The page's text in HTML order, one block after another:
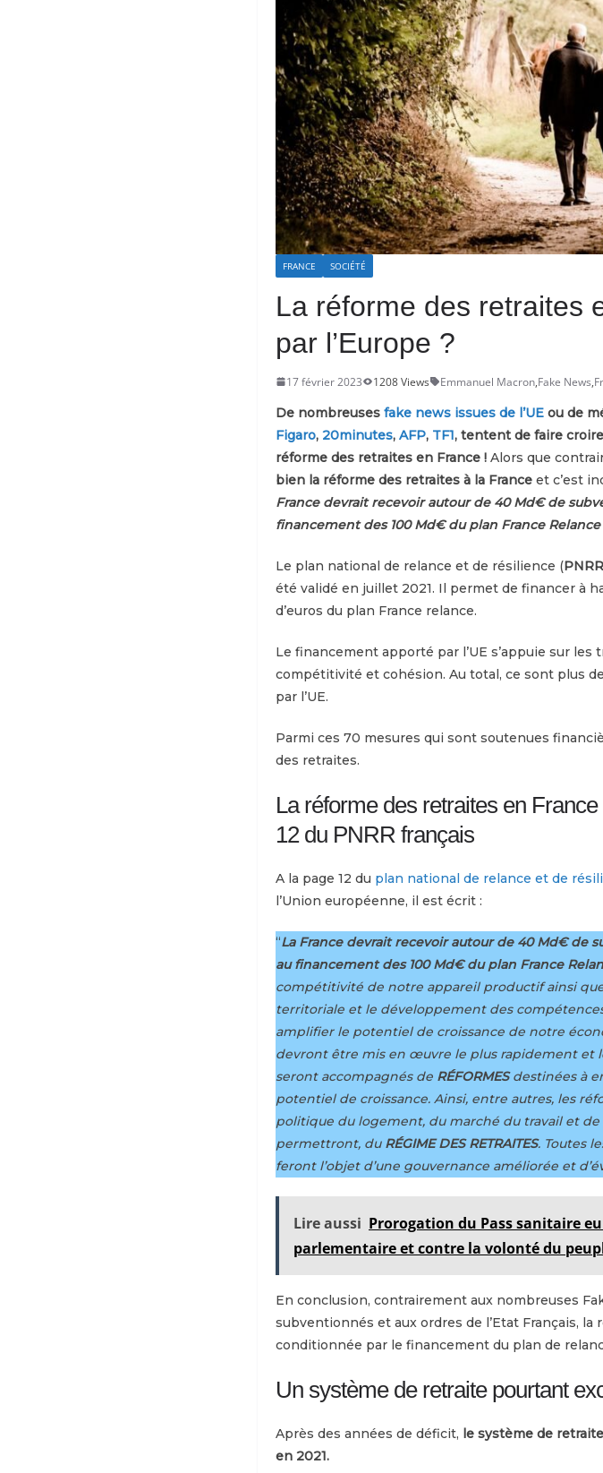
FRANCE SOCIÉTÉ
La réforme des retraites
par l’Europe ?
17 février 2023 1208 Views Emmanuel Macron,Fake News,
De nombreuses fake news issues de l’UE ou de
Figaro, 20minutes, AFP, TF1, tentent de faire
réforme des retraites en France ! Alors que
bien la réforme des retraites à la France et c’est
France devrait recevoir autour de 40 Md€ de
financement des 100 Md€ du plan France Relance
Le plan national de relance et de résilience (PNRR
été validé en juillet 2021. Il permet de financer à
d’euros du plan France relance.
Le financement apporté par l’UE s’appuie sur
compétitivité et cohésion. Au total, ce sont plus
par l’UE.
Parmi ces 70 mesures qui sont soutenues
des retraites.
La réforme des retraites en
12 du PNRR français
A la page 12 du plan national de relance et de
l’Union européenne, il est écrit :
“La France devrait recevoir autour de 40 Md€ de
au financement des 100 Md€ du plan France
compétitivité de notre appareil productif ainsi
territoriale et le développement des
amplifier le potentiel de croissance de notre
devront être mis en œuvre le plus rapidement et
seront accompagnés de RÉFORMESdestinées à
potentiel de croissance. Ainsi, entre autres, les
politique du logement, du marché du travail et de
permettront, du RÉGIME DES RETRAITES. Toutes
feront l’objet d’une gouvernance améliorée et
Lire aussi Prorogation du Pass sanitaire
parlementaire et contre la volonté du
En conclusion, contrairement aux nombreuses
subventionnés et aux ordres de l’Etat Français,
conditionnée par le financement du plan de
Un système de retraite pourtant
Après des années de déficit, le système de
en 2021.